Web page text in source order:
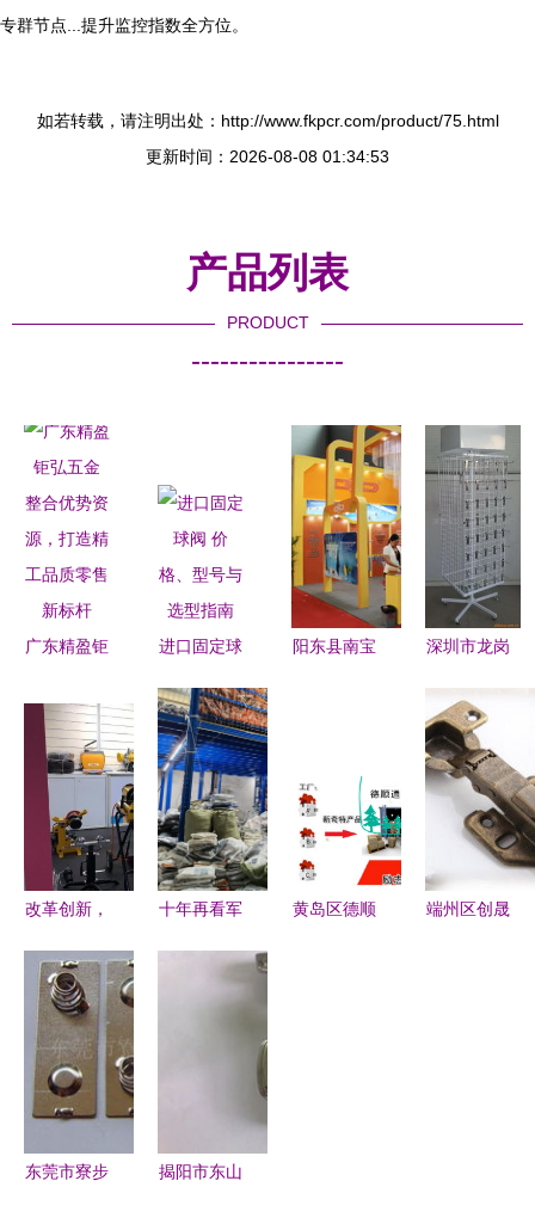
专群节点...提升监控指数全方位。
如若转载，请注明出处：http://www.fkpcr.com/product/75.html
更新时间：2026-08-08 01:34:53
产品列表
PRODUCT
----------------
广东精盈钜
合优势资
源，打造精
工品质零售
新标杆
进口固定球
型号与选型
指南
阳东县南宝
售的品质之
选
深圳市龙岗
金厂 优质
展示柜与五
金零售专家
改革创新，
具的前进之
旅
十年再看军
行者火种终
黄岛区德顺
端州区创晟
东莞市寮步
揭阳市东山